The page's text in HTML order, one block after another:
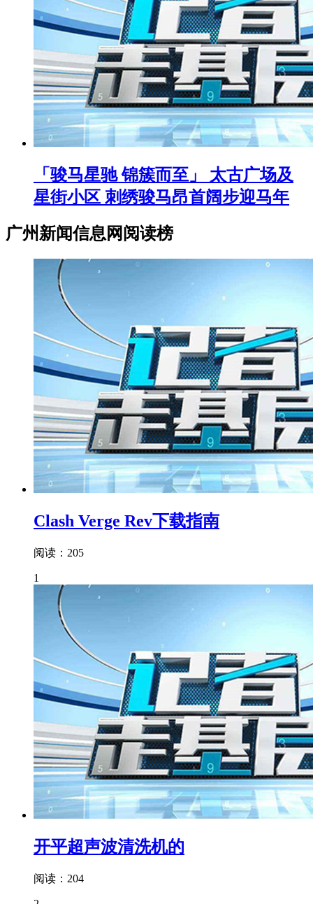
「骏马星驰 锦簇而至」 太古广场及
星街小区 刺绣骏马昂首阔步迎马年
广州新闻信息网阅读榜
Clash Verge Rev下载指南
阅读：205
1
开平超声波清洗机的
阅读：204